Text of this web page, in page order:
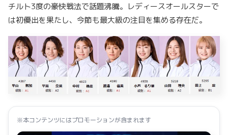
チルト3度の豪快戦法で話題沸騰。レディースオールスターで
は初優出を果たし、今節も最大級の注目を集める存在だ。
※本コンテンツにはプロモーションが含まれます